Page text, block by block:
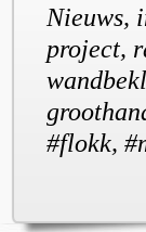
Nieuws,
project,
#flokk,